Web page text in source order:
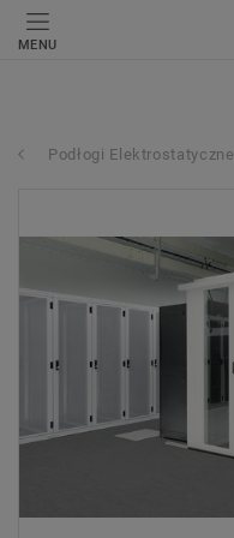
MENU
Podłogi Elektrostatyczne